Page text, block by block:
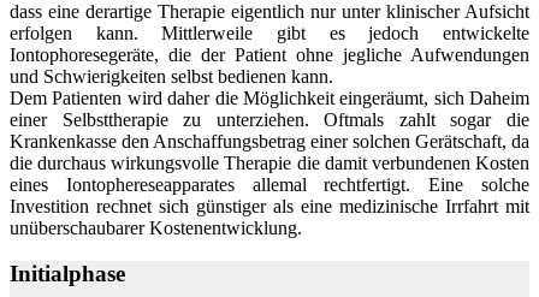
dass eine derartige Therapie eigentlich nur unter klinischer Aufsicht
erfolgen kann. Mittlerweile gibt es jedoch entwickelte
Iontophoresegeräte, die der Patient ohne jegliche Aufwendungen
und Schwierigkeiten selbst bedienen kann.
Dem Patienten wird daher die Möglichkeit eingeräumt, sich Daheim
einer Selbsttherapie zu unterziehen. Oftmals zahlt sogar die
Krankenkasse den Anschaffungsbetrag einer solchen Gerätschaft, da
die durchaus wirkungsvolle Therapie die damit verbundenen Kosten
eines Iontophereseapparates allemal rechtfertigt. Eine solche
Investition rechnet sich günstiger als eine medizinische Irrfahrt mit
unüberschaubarer Kostenentwicklung.
Initialphase